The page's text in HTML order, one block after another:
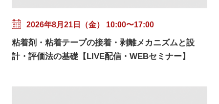
2026年8月21日（金） 10:00〜17:00
粘着剤・粘着テープの接着・剥離メカニズムと設
計・評価法の基礎【LIVE配信・WEBセミナー】